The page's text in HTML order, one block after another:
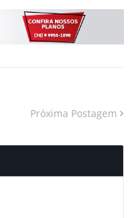
Próxima Postagem